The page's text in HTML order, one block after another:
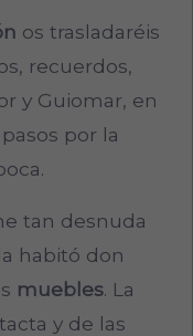
os trasladaréis
recuerdos,
y Guiomar, en
por la
tan desnuda
habitó don
muebles. La
y de las